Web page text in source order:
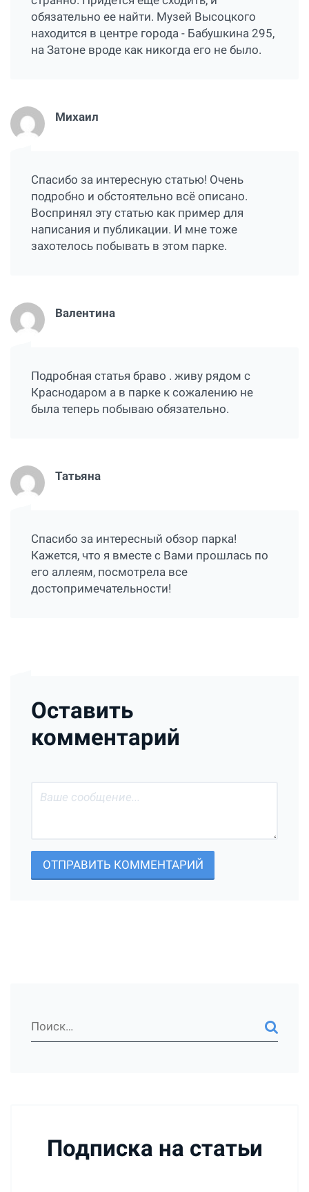
обязательно ее найти. Музей Высоцкого
находится в центре города - Бабушкина 295,
на Затоне вроде как никогда его не было.
Михаил
Спасибо за интересную статью! Очень
подробно и обстоятельно всё описано.
Воспринял эту статью как пример для
написания и публикации. И мне тоже
захотелось побывать в этом парке.
Валентина
Подробная статья браво . живу рядом с
Краснодаром а в парке к сожалению не
была теперь побываю обязательно.
Татьяна
Спасибо за интересный обзор парка!
Кажется, что я вместе с Вами прошлась по
его аллеям, посмотрела все
достопримечательности!
Оставить
комментарий
ОТПРАВИТЬ КОММЕНТАРИЙ
Подписка на статьи